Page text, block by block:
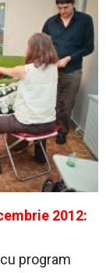
2012:
program